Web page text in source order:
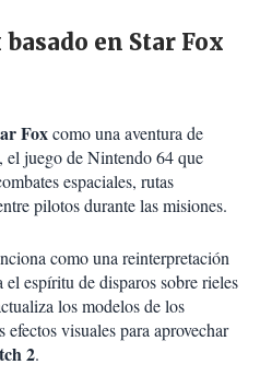
en Star Fox
Foxcomo una aventura de
, el juego de Nintendo 64 que
espaciales, rutas
pilotos durante las misiones.
como una reinterpretación
espíritu de disparos sobre rieles
los modelos de los
visuales para aprovechar
2.